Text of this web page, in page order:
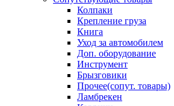
Колпаки
Крепление груза
Книга
Уход за автомобилем
Доп. оборудование
Инструмент
Брызговики
Прочее(сопут. товары)
Ламбрекен